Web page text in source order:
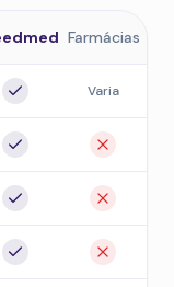
Farmácias
Varia